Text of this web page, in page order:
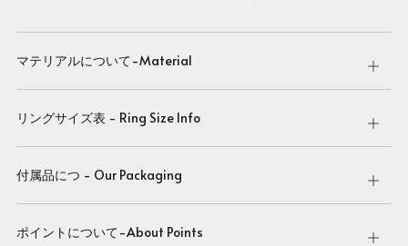
マテリアルについて-Material
Open
tab
リングサイズ表 - Ring Size Info
Open
tab
付属品につ - Our Packaging
Open
tab
ポイントについて-About Points
Open